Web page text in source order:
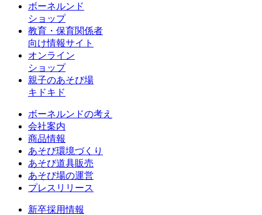
ボーネルンド
ショップ
教育・保育関係者
向け情報サイト
オンライン
ショップ
親子のあそび場
キドキド
ボーネルンドの考え
会社案内
商品情報
あそび環境づくり
あそび道具販売
あそび場の運営
プレスリリース
新卒採用情報